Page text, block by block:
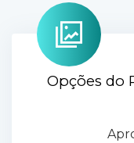
Opções do